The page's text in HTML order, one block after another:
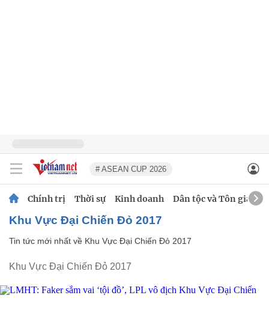
# ASEAN CUP 2026
Chính trị Thời sự Kinh doanh Dân tộc và Tôn giáo
Khu Vực Đại Chiến Đỏ 2017
Tin tức mới nhất về Khu Vực Đại Chiến Đỏ 2017
Khu Vực Đại Chiến Đỏ 2017